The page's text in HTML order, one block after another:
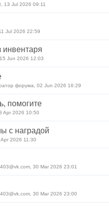
13 Jul 2026 09:11
Jul 2026 22:59
инвентаря
Jun 2026 12:03
форума, 02 Jun 2026 16:29
помогите
Apr 2026 10:50
с наградой
2026 11:30
30 Mar 2026 23:01
30 Mar 2026 23:00